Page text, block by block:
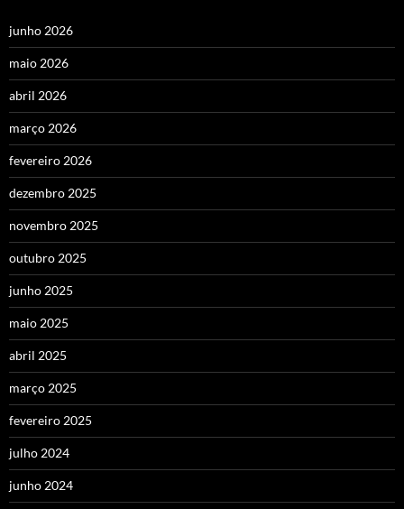
junho 2026
maio 2026
abril 2026
março 2026
fevereiro 2026
dezembro 2025
novembro 2025
outubro 2025
junho 2025
maio 2025
abril 2025
março 2025
fevereiro 2025
julho 2024
junho 2024